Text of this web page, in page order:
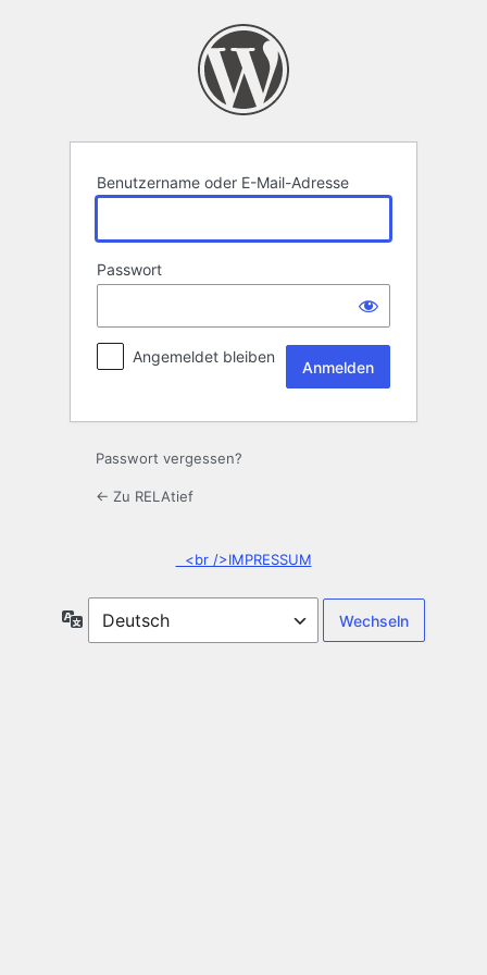
Benutzername oder E-Mail-Adresse
Passwort
Angemeldet bleiben
Passwort vergessen?
← Zu RELAtief
<br />IMPRESSUM
Sprache